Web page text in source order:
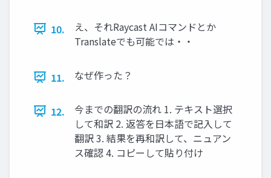
10.
え、それRaycast AIコマンドとか
Translateでも可能では・・
11. なぜ作った？
12.
今までの翻訳の流れ 1. テキスト選択
して和訳 2. 返答を日本語で記入して
翻訳 3. 結果を再和訳して、ニュアン
ス確認 4. コピーして貼り付け